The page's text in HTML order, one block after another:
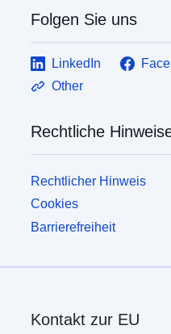
Folgen Sie uns
LinkedIn
Other
Rechtliche
Rechtlicher Hinweis
Cookies
Barrierefreiheit
Kontakt zur EU